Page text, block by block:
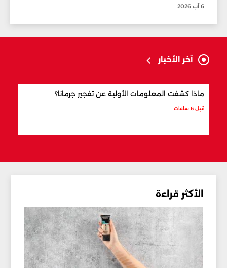
6 آب 2026
آخر الأخبار
ماذا كشفت المعلومات الأولية عن تفجير جرمانا؟
قبل 6 ساعات
الأكثر قراءة